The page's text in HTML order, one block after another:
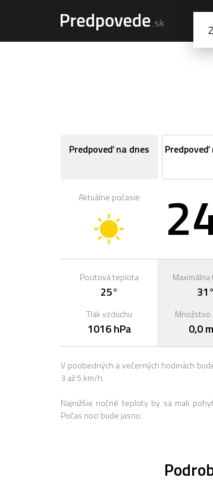
Predpoveď na dnes
Aktuálne počasie
Pocitová teplota
25°
Tlak vzduchu
1016 hPa
31°
Množstvo
0,0
V poobedných a večerných hodinách
3 až 5 km/h.
Najnižšie nočné teploty by sa mali
Počas noci bude jasno.